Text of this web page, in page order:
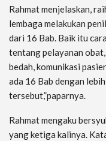
Rahmat menjelaskan,
lembaga melakukan
dari 16 Bab. Baik itu
tentang pelayanan
bedah, komunikasi
ada 16 Bab dengan
tersebut,”paparnya.
Rahmat mengaku
yang ketiga kalinya.